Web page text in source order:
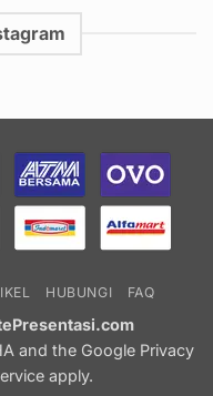
HUBUNGI FAQ
and the GooglePrivacy
apply.